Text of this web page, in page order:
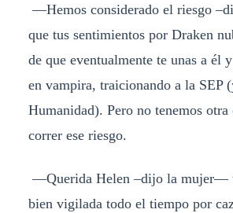
—Hemos considerado el riesgo
que tus sentimientos por Draken
de que eventualmente te unas a él
en vampira, traicionando a la SEP
Humanidad). Pero no tenemos otra
correr ese riesgo.
—Querida Helen –dijo la mujer—
bien vigilada todo el tiempo por